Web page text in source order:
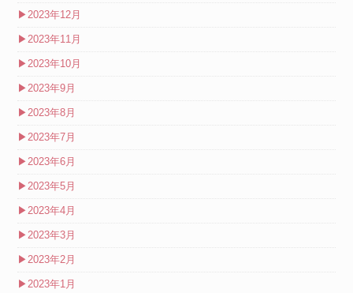
▶2023年12月
▶2023年11月
▶2023年10月
▶2023年9月
▶2023年8月
▶2023年7月
▶2023年6月
▶2023年5月
▶2023年4月
▶2023年3月
▶2023年2月
▶2023年1月